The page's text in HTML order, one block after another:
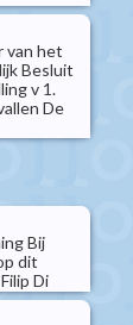
van het
Besluit
v 1.
De
Bij
dit
Di